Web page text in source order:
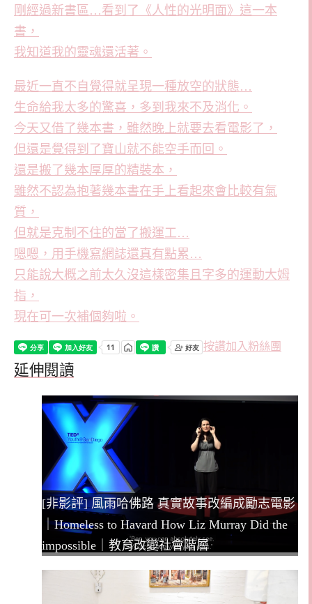
剛經過新書區…看到了《人性的光明面》這一本
書，
我知道我的靈魂還活著。
最近一直不自覺得就呈現一種放空的狀態…
生命給我太多的驚喜，多到我來不及消化。
今天又借了幾本書，雖然晚上就要去看電影了，
但還是覺得到了寶山就不能空手而回。
還是搬了幾本厚厚的精裝本，
雖然不認為抱著幾本書在手上看起來會比較有氣
質，
但就是克制不住的當了搬運工…
嗯嗯，用手機寫網誌還真有點累…
只能說大概之前太久沒這樣密集且字多的運動大姆
指，
現在可一次補個夠啦。
按讚加入粉絲團
延伸閱讀
[非影評] 風雨哈佛路 真實故事改編成勵志電影
｜Homeless to Havard How Liz Murray Did the
impossible｜教育改變社會階層